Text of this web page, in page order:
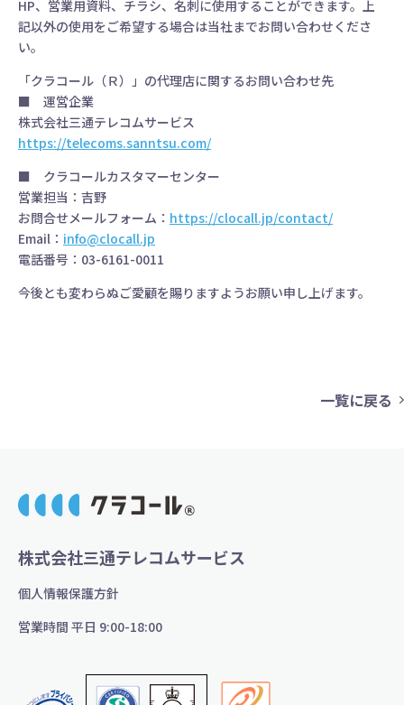
HP、営業用資料、チラシ、名刺に使用することができます。上
記以外の使用をご希望する場合は当社までお問い合わせくださ
い。
「クラコール（Ｒ）」の代理店に関するお問い合わせ先
■ 運営企業
株式会社三通テレコムサービス
https://telecoms.sanntsu.com/
■ クラコールカスタマーセンター
営業担当：吉野
お問合せメールフォーム： https://clocall.jp/contact/
Email： info@clocall.jp
電話番号：03-6161-0011
今後とも変わらぬご愛顧を賜りますようお願い申し上げます。
一覧に戻る
株式会社三通テレコムサービス
個人情報保護方針
営業時間 平日 9:00-18:00